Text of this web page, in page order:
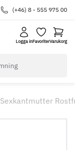
(+46) 8 - 555 975 00
Logga inFavoriterVarukorg
Sexkantmutter